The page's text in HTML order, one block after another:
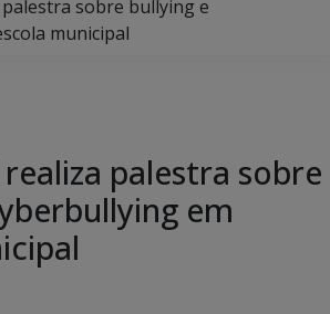
sobre bullying e
municipal
palestra sobre
em